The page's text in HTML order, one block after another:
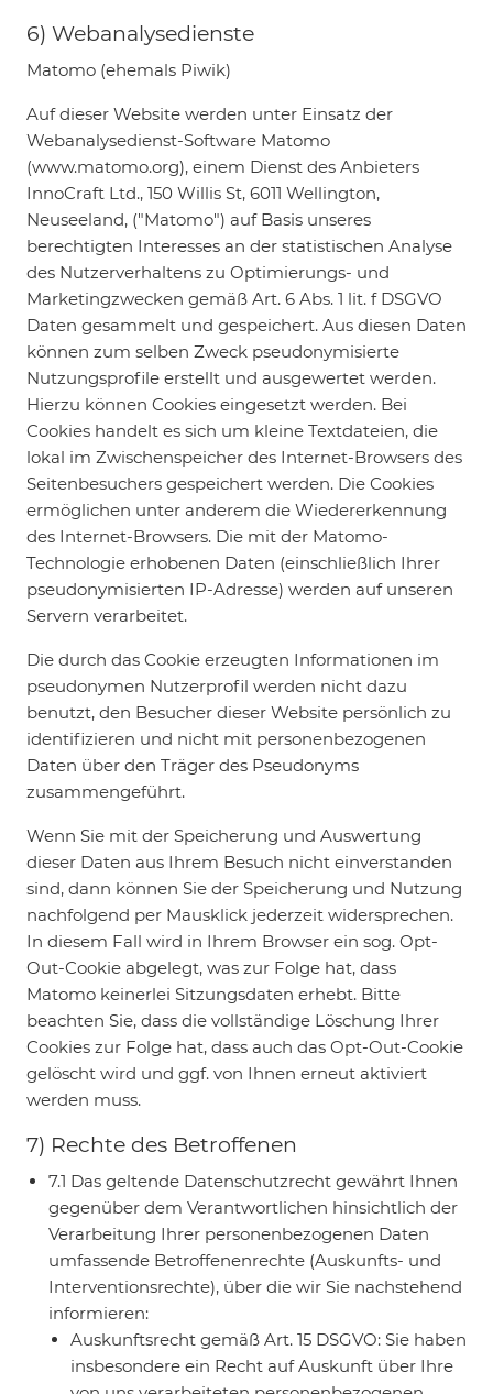
6) Webanalysedienste
Matomo (ehemals Piwik)
Auf dieser Website werden unter Einsatz der
Webanalysedienst-Software Matomo
(www.matomo.org), einem Dienst des Anbieters
InnoCraft Ltd., 150 Willis St, 6011 Wellington,
Neuseeland, ("Matomo") auf Basis unseres
berechtigten Interesses an der statistischen Analyse
des Nutzerverhaltens zu Optimierungs- und
Marketingzwecken gemäß Art. 6 Abs. 1 lit. f DSGVO
Daten gesammelt und gespeichert. Aus diesen Daten
können zum selben Zweck pseudonymisierte
Nutzungsprofile erstellt und ausgewertet werden.
Hierzu können Cookies eingesetzt werden. Bei
Cookies handelt es sich um kleine Textdateien, die
lokal im Zwischenspeicher des Internet-Browsers des
Seitenbesuchers gespeichert werden. Die Cookies
ermöglichen unter anderem die Wiedererkennung
des Internet-Browsers. Die mit der Matomo-
Technologie erhobenen Daten (einschließlich Ihrer
pseudonymisierten IP-Adresse) werden auf unseren
Servern verarbeitet.
Die durch das Cookie erzeugten Informationen im
pseudonymen Nutzerprofil werden nicht dazu
benutzt, den Besucher dieser Website persönlich zu
identifizieren und nicht mit personenbezogenen
Daten über den Träger des Pseudonyms
zusammengeführt.
Wenn Sie mit der Speicherung und Auswertung
dieser Daten aus Ihrem Besuch nicht einverstanden
sind, dann können Sie der Speicherung und Nutzung
nachfolgend per Mausklick jederzeit widersprechen.
In diesem Fall wird in Ihrem Browser ein sog. Opt-
Out-Cookie abgelegt, was zur Folge hat, dass
Matomo keinerlei Sitzungsdaten erhebt. Bitte
beachten Sie, dass die vollständige Löschung Ihrer
Cookies zur Folge hat, dass auch das Opt-Out-Cookie
gelöscht wird und ggf. von Ihnen erneut aktiviert
werden muss.
7) Rechte des Betroffenen
7.1 Das geltende Datenschutzrecht gewährt Ihnen
gegenüber dem Verantwortlichen hinsichtlich der
Verarbeitung Ihrer personenbezogenen Daten
umfassende Betroffenenrechte (Auskunfts- und
Interventionsrechte), über die wir Sie nachstehend
informieren:
Auskunftsrecht gemäß Art. 15 DSGVO: Sie haben
insbesondere ein Recht auf Auskunft über Ihre